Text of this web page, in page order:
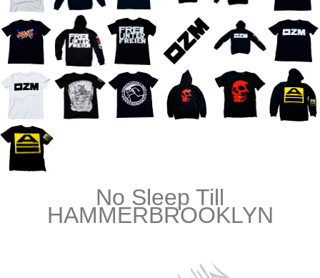
No Sleep Till
HAMMERBROOKLYN